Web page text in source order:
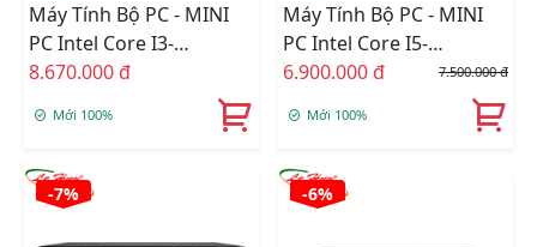
Máy Tính Bộ PC - MINI
PC Intel Core I3-
1115G4/Intel UHD
Graphics/Ram Option/Ổ
Cứng Option/Dos
8.670.000 đ
Mới 100%
Máy Tính Bộ PC - MINI
PC Intel Core I5-
7260U/Intel Iris 640/RAM
6.900.000 đ 7.500.000 đ
Mới 100%
-7% -6%